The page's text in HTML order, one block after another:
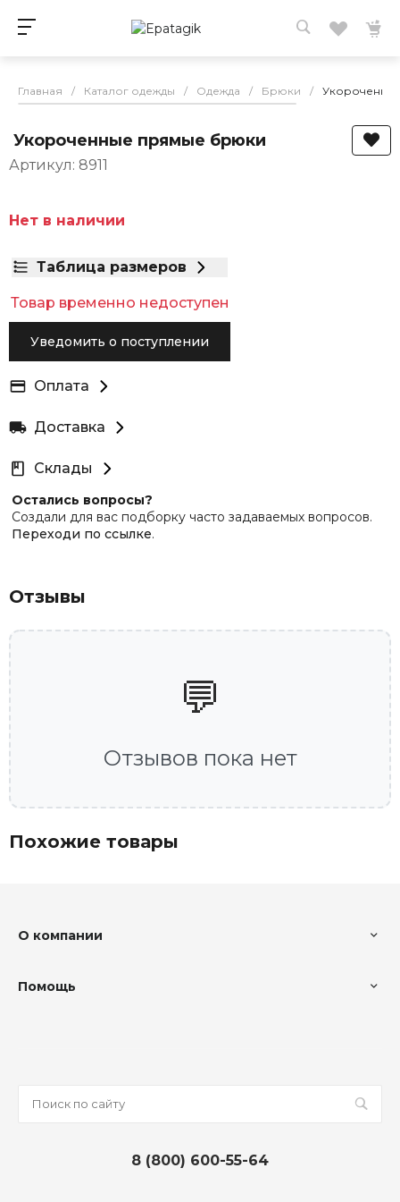
Главная / Каталог одежды / Одежда / Брюки /
Укороченные прямые брюки
Артикул: 8911
Нет в наличии
Таблица размеров
Товар временно недоступен
Уведомить о поступлении
Оплата
Доставка
Склады
Остались вопросы?
Создали для вас подборку часто задаваемых вопросов.
Переходи по ссылке.
Отзывы
💬
Отзывов пока нет
Похожие товары
О компании
Помощь
8 (800) 600-55-64